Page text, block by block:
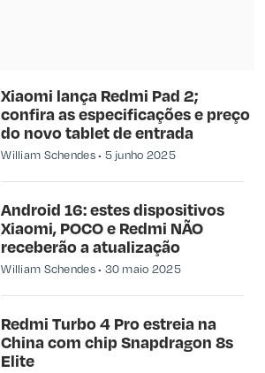
Xiaomi lança Redmi Pad 2;
confira as especificações e preço
do novo tablet de entrada
William Schendes 5 junho 2025
Android 16: estes dispositivos
Xiaomi, POCO e Redmi NÃO
receberão a atualização
William Schendes 30 maio 2025
Redmi Turbo 4 Pro estreia na
China com chip Snapdragon 8s
Elite